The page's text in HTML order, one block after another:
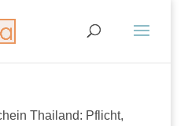
Thailand: Pflicht,